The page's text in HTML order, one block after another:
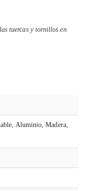
tuercas y tornillos en
Aluminio, Madera,